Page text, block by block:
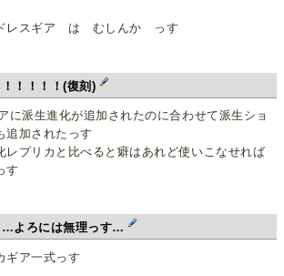
レスギア は むしんか っす
！！！！(復刻)
に派生進化が追加されたのに合わせて派生ショ
追加されたっす
レプリカと比べると癖はあれど使いこなせれば
す
…よろには無理っす…
ギア一式っす